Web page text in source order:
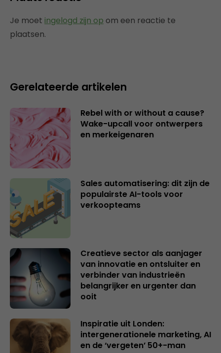
Je moet ingelogd zijn op om een reactie te
plaatsen.
Gerelateerde artikelen
Rebel with or without a cause?
Wake-upcall voor ontwerpers
en merkeigenaren
Sales automatisering: dit zijn de
populairste AI-tools voor
verkoopteams
Creatieve sector als aanjager
van innovatie en ontsluiter en
verbinder van industrieën
belangrijker en urgenter dan
ooit
Inspiratie uit Londen:
intergenerationele marketing, AI
en de ‘vergeten’ 50+-man